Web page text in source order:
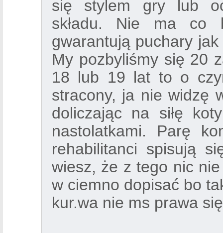
się stylem gry lub
składu. Nie ma co
gwarantują puchary
My pozbyliśmy się 20
18 lub 19 lat to o
stracony, ja nie widzę
doliczając na siłę
nastolatkami. Parę
rehabilitanci spisują
wiesz, że z tego nic
w ciemno dopisać bo
kur.wa nie ms prawa